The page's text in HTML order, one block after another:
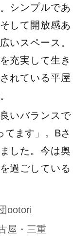
シンプルであ
して開放感あ
いスペース。
充実して生き
れている平屋
いバランスで
てます」。Bさ
した。今は奥
過ごしている
ootori
屋・三重